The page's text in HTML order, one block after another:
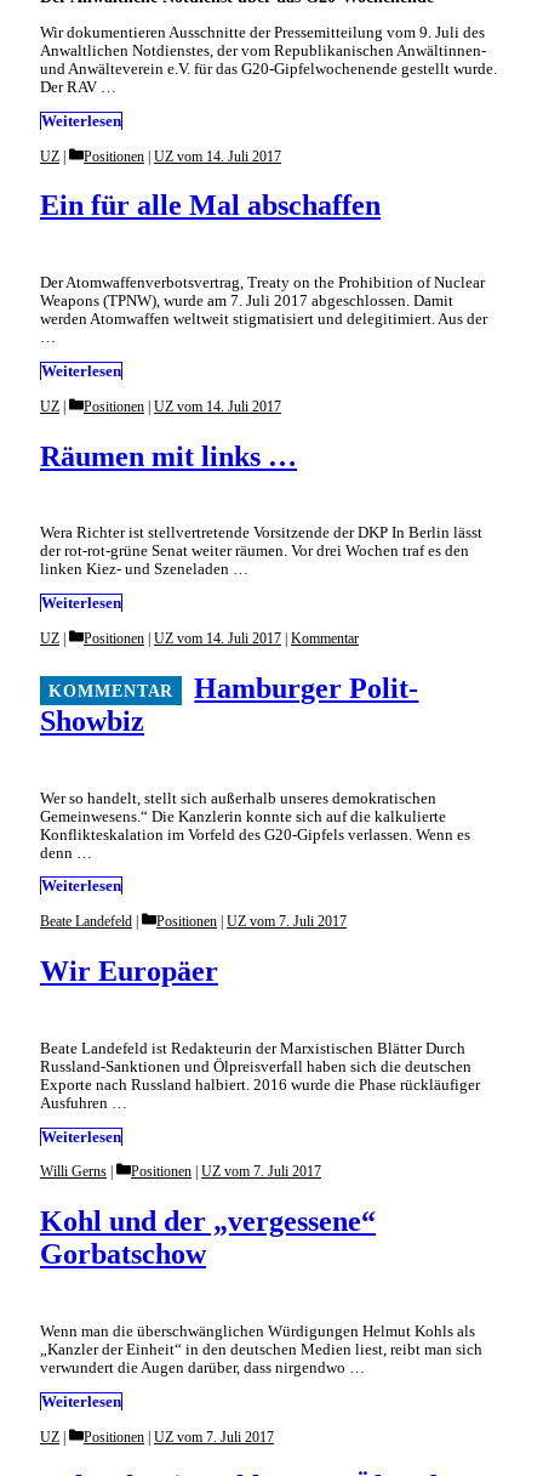
Wir dokumentieren Ausschnitte der Pressemitteilung vom 9. Juli des
Anwaltlichen Notdienstes, der vom Republikanischen Anwältinnen-
und Anwälteverein e.V. für das G20-Gipfelwochenende gestellt wurde.
Der RAV …
Weiterlesen
Ein für alle Mal abschaffen
UZ Categories
Positionen | UZ vom 14. Juli 2017
Der Atomwaffenverbotsvertrag, Treaty on the Prohibition of Nuclear
Weapons (TPNW), wurde am 7. Juli 2017 abgeschlossen. Damit
werden Atomwaffen weltweit stigmatisiert und delegitimiert. Aus der
…
Weiterlesen
Räumen mit links …
UZ Categories
Positionen | UZ vom 14. Juli 2017
Wera Richter ist stellvertretende Vorsitzende der DKP In Berlin lässt
der rot-rot-grüne Senat weiter räumen. Vor drei Wochen traf es den
linken Kiez- und Szeneladen …
Weiterlesen
Hamburger Polit-
Showbiz
UZ Categories
Positionen UZ vom 14. Juli 2017 Kommentar
Wer so handelt, stellt sich außerhalb unseres demokratischen
Gemeinwesens.“ Die Kanzlerin konnte sich auf die kalkulierte
Konflikt­eskalation im Vorfeld des G20-Gipfels verlassen. Wenn es
denn …
Weiterlesen
Wir Europäer
Beate Landefeld Categories
Positionen UZ vom 7. Juli 2017
Beate Landefeld ist Redakteurin der Marxistischen Blätter Durch
Russland-Sanktionen und Ölpreisverfall haben sich die deutschen
Exporte nach Russland halbiert. 2016 wurde die Phase rückläufiger
Ausfuhren …
Weiterlesen
Kohl und der „vergessene“
Gorbatschow
Willi Gerns Categories
Positionen UZ vom 7. Juli 2017
Wenn man die überschwänglichen Würdigungen Helmut Kohls als
„Kanzler der Einheit“ in den deutschen Medien liest, reibt man sich
verwundert die Augen darüber, dass nirgendwo …
Weiterlesen
UZ Categories
Positionen | UZ vom 7. Juli 2017